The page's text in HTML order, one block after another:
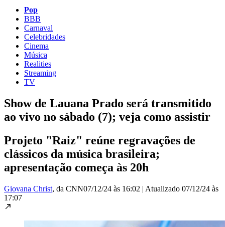
Pop
BBB
Carnaval
Celebridades
Cinema
Música
Realities
Streaming
TV
Show de Lauana Prado será transmitido
ao vivo no sábado (7); veja como assistir
Projeto "Raiz" reúne regravações de
clássicos da música brasileira;
apresentação começa às 20h
Giovana Christ, da CNN07/12/24 às 16:02 | Atualizado 07/12/24 às
17:07